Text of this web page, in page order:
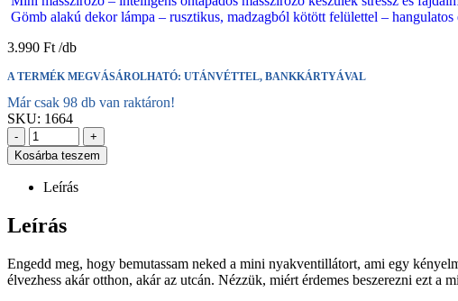
Gömb alakú dekor lámpa – rusztikus, madzagból kötött felülettel –
3.990 Ft
A TERMÉK MEGVÁSÁROLHATÓ: UTÁNVÉTTEL, BANKKÁRTYÁVAL
Már csak 98 db van raktáron!
SKU: 1664
-
+
Kosárba teszem
Leírás
Leírás
Engedd meg, hogy bemutassam neked a mini nyakventillátort, ami egy
élvezhess akár otthon, akár az utcán. Nézzük, miért érdemes beszerezni ezt a